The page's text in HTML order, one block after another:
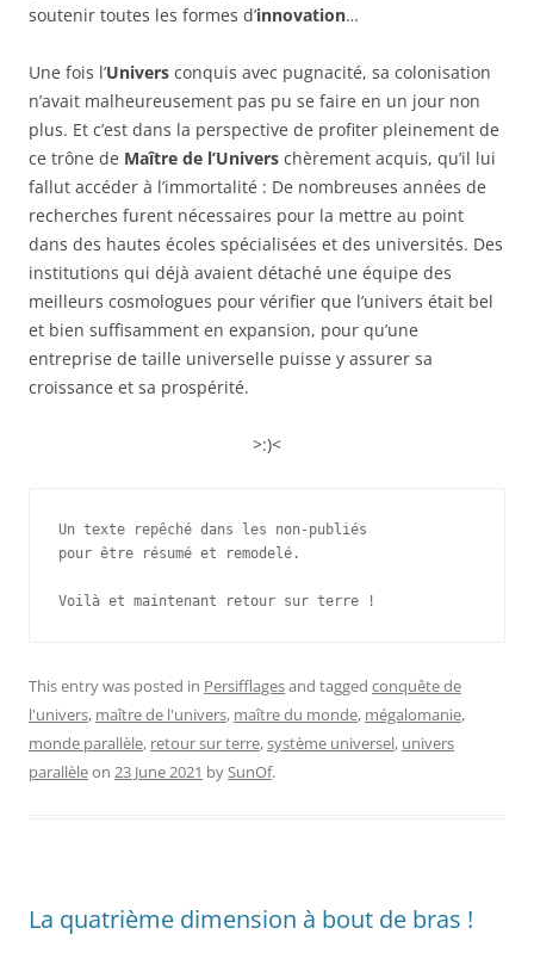
soutenir toutes les formes d’innovation…
Une fois l’Univers conquis avec pugnacité, sa colonisation
n’avait malheureusement pas pu se faire en un jour non
plus. Et c’est dans la perspective de profiter pleinement de
ce trône de Maître de l’Univers chèrement acquis, qu’il lui
fallut accéder à l’immortalité : De nombreuses années de
recherches furent nécessaires pour la mettre au point
dans des hautes écoles spécialisées et des universités. Des
institutions qui déjà avaient détaché une équipe des
meilleurs cosmologues pour vérifier que l’univers était bel
et bien suffisamment en expansion, pour qu’une
entreprise de taille universelle puisse y assurer sa
croissance et sa prospérité.
>:)<
Un texte repêché dans les non-publiés
pour être résumé et remodelé.
This entry was posted in Persifflagesand tagged conquête de
l'univers, maître de l'univers, maître du monde, mégalomanie,
monde parallèle, retour sur terre,système universel, univers
parallèleon 23 June 2021 bySunOf.
La quatrième dimension à bout de bras !